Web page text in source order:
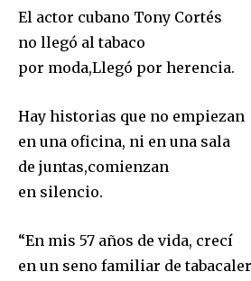
El actor cubano Tony Cortés
no llegó al tabaco
por moda,Llegó por herencia.
Hay historias que no empiezan
en una oficina, ni en una sala
de juntas,comienzan
en silencio.
“En mis 57 años de vida, crecí
en un seno familiar de